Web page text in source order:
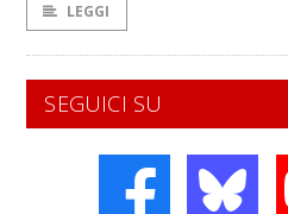
LEGGI
SEGUICI SU